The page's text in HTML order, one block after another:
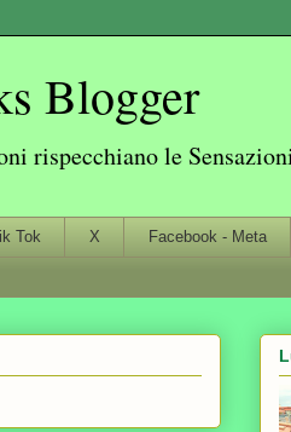
Blogger
rispecchiano le
Tok X Facebook - Meta